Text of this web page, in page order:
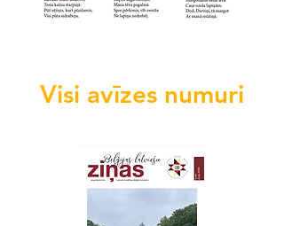
Visi avīzes numuri